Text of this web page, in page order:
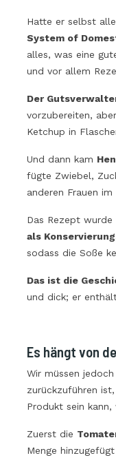
Hatte er selbst
System of
alles, was eine
und vor allem
Der
vorzubereiten,
Ketchup in
Und dann kam
fügte Zwiebel,
anderen Frauen
Das Rezept
als
sodass die Soße
Das ist die
und dick; er
Es hängt von
Wir müssen
zurückzuführen
Produkt sein
Zuerst die
Menge